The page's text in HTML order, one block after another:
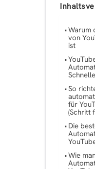
Warum
von
ist
So
für
(Schritt
Die
Wie